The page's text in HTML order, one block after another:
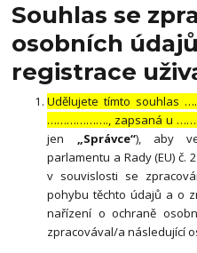
Souhlas se
osobních
registrace
Udělujete tímto
………………., zapsaná u
jen
„Správce“), aby ve
parlamentu a Rady (EU)
v souvislosti se
pohybu těchto údajů a o
nařízení o ochraně
zpracovával/a následující